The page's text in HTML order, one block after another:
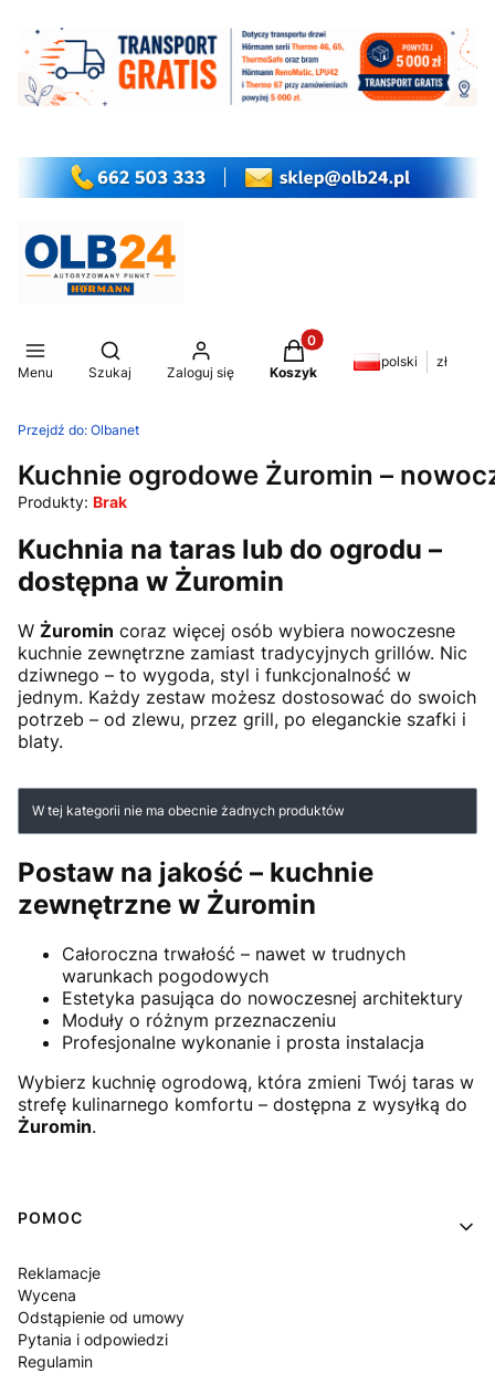
Menu
Otwórz wyszukiwarkę
Szukaj Zaloguj się
Produkty w koszyku: 0.
Koszyk
polski zł
Przejdź do: Olbanet
Kuchnie ogrodowe Żuromin –
Produkty: Brak
Kuchnia na taras lub do ogrodu –
dostępna w Żuromin
W Żuromin coraz więcej osób wybiera nowoczesne
kuchnie zewnętrzne zamiast tradycyjnych grillów. Nic
dziwnego – to wygoda, styl i funkcjonalność w
jednym. Każdy zestaw możesz dostosować do swoich
potrzeb – od zlewu, przez grill, po eleganckie szafki i
blaty.
Lista produktów
W tej kategorii nie ma obecnie żadnych produktów
Postaw na jakość – kuchnie
zewnętrzne w Żuromin
Całoroczna trwałość – nawet w trudnych
warunkach pogodowych
Estetyka pasująca do nowoczesnej architektury
Moduły o różnym przeznaczeniu
Profesjonalne wykonanie i prosta instalacja
Wybierz kuchnię ogrodową, która zmieni Twój taras w
strefę kulinarnego komfortu – dostępna z wysyłką do
Żuromin.
Linki w stopce
POMOC
Reklamacje
Wycena
Odstąpienie od umowy
Pytania i odpowiedzi
Regulamin